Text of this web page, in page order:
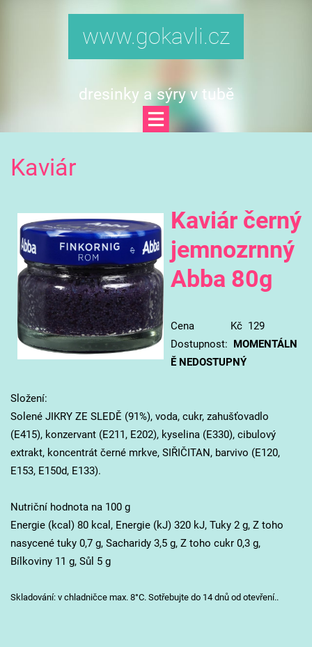
www.gokavli.cz
dresinky a sýry v tubě
Kaviár
Kaviár černý
jemnozrnný
Abba 80g
Cena Kč 129
Dostupnost:
MOMENTÁLN
Ě NEDOSTUPNÝ
Složení:
Solené JIKRY ZE SLEDĚ (91%), voda, cukr, zahušťovadlo
(E415), konzervant (E211, E202), kyselina (E330), cibulový
extrakt, koncentrát černé mrkve, SIŘIČITAN, barvivo (E120,
E153, E150d, E133).
Nutriční hodnota na 100 g
Energie (kcal) 80 kcal, Energie (kJ) 320 kJ, Tuky 2 g, Z toho
nasycené tuky 0,7 g, Sacharidy 3,5 g, Z toho cukr 0,3 g,
Bílkoviny 11 g, Sůl 5 g
Skladování: v chladničce max. 8°C. Sotřebujte do 14 dnů od otevření..